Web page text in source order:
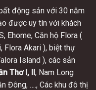
động sản với 30 năm
được uy tín với khách
Ehome, Căn hộ Flora (
Flora Akari ), biệt thự
Island ), các sản
Thơ I, II, Nam Long
Đông, …., Các khu đô thị